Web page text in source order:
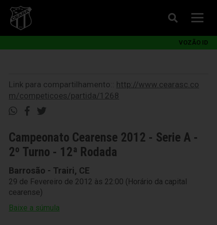
VOZÃO ID
Link para compartilhamento:: http://www.cearasc.co
m/competicoes/partida/1268
Campeonato Cearense 2012 - Serie A -
2º Turno - 12ª Rodada
Barrosão - Trairi, CE
29 de Fevereiro de 2012 às 22:00 (Horário da capital
cearense)
Baixe a súmula